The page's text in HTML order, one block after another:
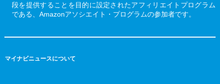
段を提供することを目的に設定されたアフィリエイトプログラム
である、Amazonアソシエイト・プログラムの参加者です。
マイナビニュースについて